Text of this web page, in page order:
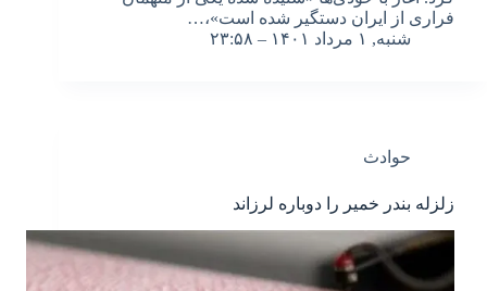
فراری از ایران دستگیر شده است»،…
شنبه, ۱ مرداد ۱۴۰۱ – ۲۳:۵۸
حوادث
زلزله بندر خمیر را دوباره لرزاند